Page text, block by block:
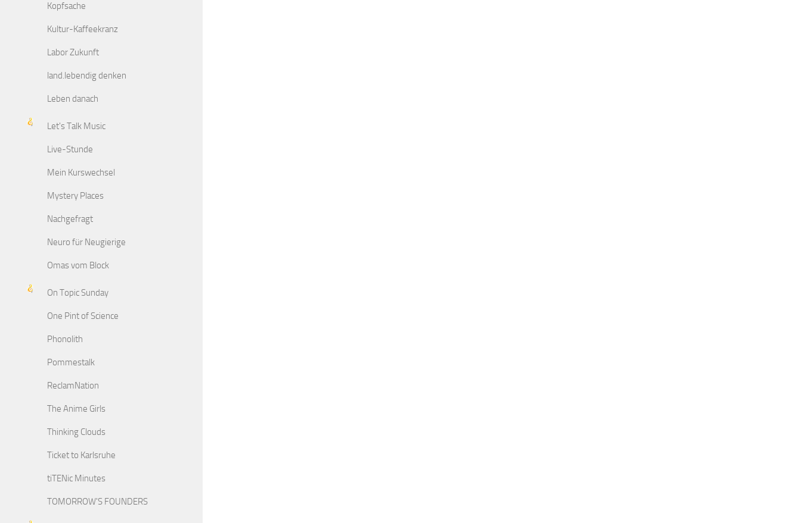
Kopfsache
Kultur-Kaffeekranz
Labor Zukunft
land.lebendig denken
Leben danach
Let's Talk Music
Live-Stunde
Mein Kurswechsel
Mystery Places
Nachgefragt
Neuro für Neugierige
Omas vom Block
On Topic Sunday
One Pint of Science
Phonolith
Pommestalk
ReclamNation
The Anime Girls
Thinking Clouds
Ticket to Karlsruhe
tiTENic Minutes
TOMORROW'S FOUNDERS